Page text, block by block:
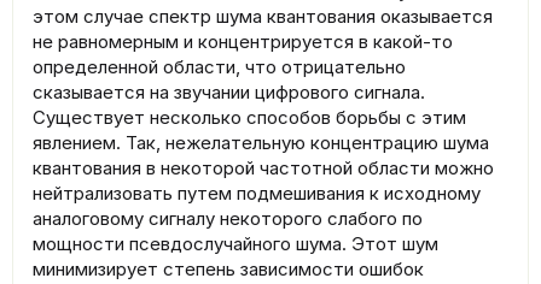
этом случае спектр шума квантования оказывается
не равномерным и концентрируется в какой-то
определенной области, что отрицательно
сказывается на звучании цифрового сигнала.
Существует несколько способов борьбы с этим
явлением. Так, нежелательную концентрацию шума
квантования в некоторой частотной области можно
нейтрализовать путем подмешивания к исходному
аналоговому сигналу некоторого слабого по
мощности псевдослучайного шума. Этот шум
минимизирует степень зависимости ошибок